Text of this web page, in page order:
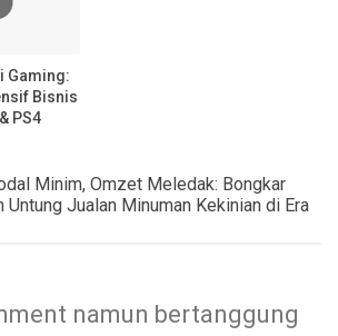
Gaming:
Bisnis
PS4
Minim, Omzet Meledak: Bongkar
Untung Jualan Minuman Kekinian di Era
namun bertanggung